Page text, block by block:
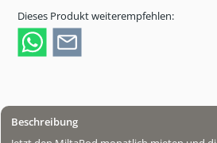
Dieses Produkt weiterempfehlen:
Beschreibung